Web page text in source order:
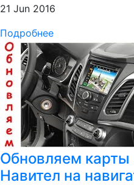
21 Jun 2016
Подробнее
Обновляем
Навител на